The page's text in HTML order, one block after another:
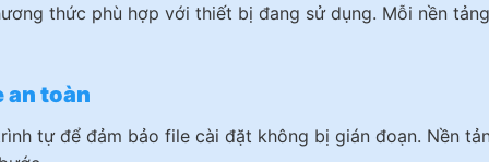
thức phù hợp với thiết bị đang sử dụng. Mỗi nền
an toàn
tự để đảm bảo file cài đặt không bị gián đoạn. Nền